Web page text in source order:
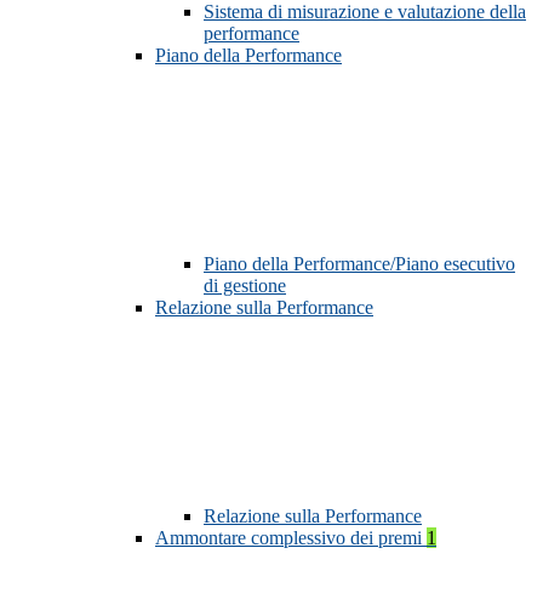
Sistema di misurazione e valutazione della
performance
Piano della Performance
Piano della Performance/Piano esecutivo
di gestione
Relazione sulla Performance
Relazione sulla Performance
Ammontare complessivo dei premi 1